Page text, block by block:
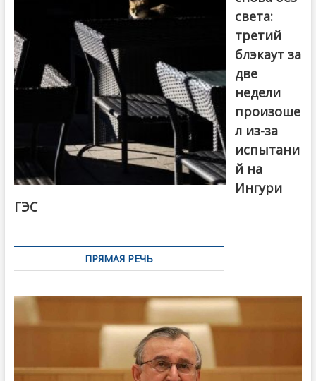
света:
третий
блэкаут за
две
недели
произоше
л из-за
испытани
й на
Ингури
ГЭС
ПРЯМАЯ РЕЧЬ